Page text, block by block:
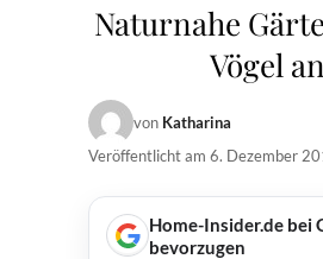
Naturnahe
Vögel an
von Katharina
Veröffentlicht am 6. Dezember
Home-Insider.de bei
bevorzugen